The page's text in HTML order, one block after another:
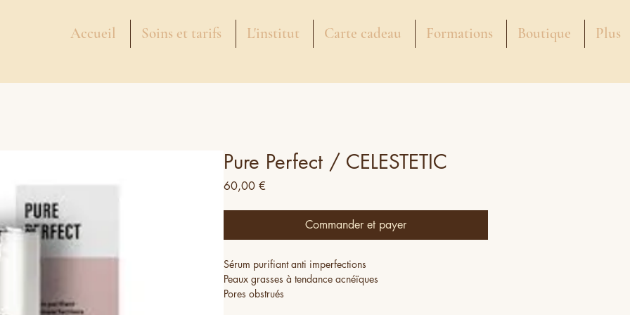
Accueil Soins et tarifs L'institut Carte cadeau Formations Boutique Plus
Pure Perfect / CELESTETIC
60,00 €
Commander et payer
Sérum purifiant anti imperfections
Peaux grasses à tendance acnéïques
Pores obstrués